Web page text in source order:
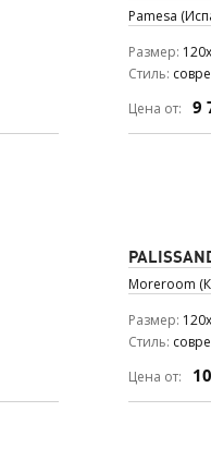
Pamesa
Размер
Стиль
Цена от:
9
Moreroom
Размер
Стиль
Цена от: